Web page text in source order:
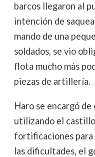
barcos llegaron al
intención de
mando de una
soldados, se vio
flota mucho más
piezas de artillería.
Haro se encargó
utilizando el
fortificaciones para
las dificultades, el